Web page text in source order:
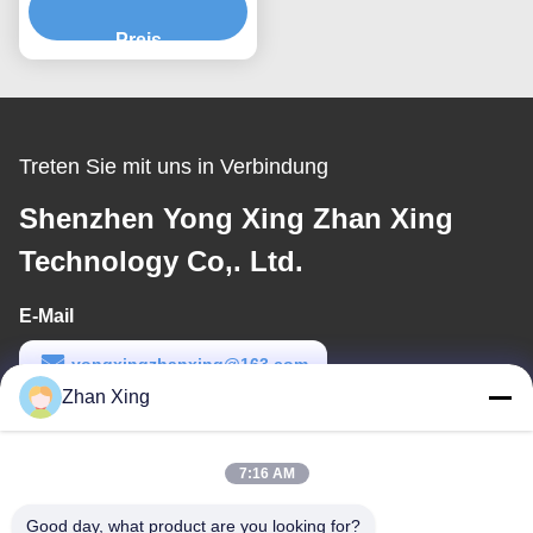
Preis
Treten Sie mit uns in Verbindung
Shenzhen Yong Xing Zhan Xing
Technology Co,. Ltd.
E-Mail
yongxingzhanxing@163.com
Arbeitszeit
Zhan Xing
7:16 AM
Good day, what product are you looking for?